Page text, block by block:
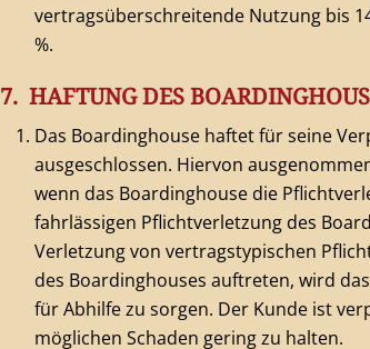
vertragsüberschreitende Nutzung bis
%.
7. HAFTUNG DES
Das Boardinghouse haftet für seine
ausgeschlossen. Hiervon
wenn das Boardinghouse die
fahrlässigen Pflichtverletzung des
Verletzung von vertragstypischen
des Boardinghouses auftreten, wird
für Abhilfe zu sorgen. Der Kunde ist
möglichen Schaden gering zu halten.